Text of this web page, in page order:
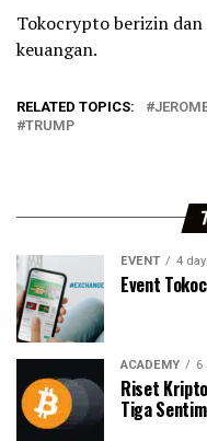
Tokocrypto berizin dan
keuangan.
RELATED TOPICS:
TRUMP
EVENT 4
Event
ACADEMY 6
Riset
Tiga